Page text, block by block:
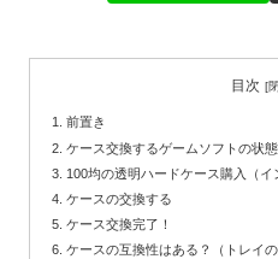
目次
前置き
ケース交換するゲームソフトの状態
100均の透明ハードケース購入（イ
ケースの交換する
ケース交換完了！
ケースの互換性はある？（トレイの